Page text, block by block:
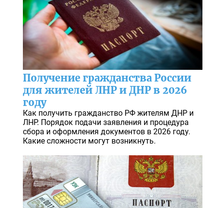
Получение гражданства России
для жителей ЛНР и ДНР в 2026
году
Как получить гражданство РФ жителям ДНР и
ЛНР. Порядок подачи заявления и процедура
сбора и оформления документов в 2026 году.
Какие сложности могут возникнуть.